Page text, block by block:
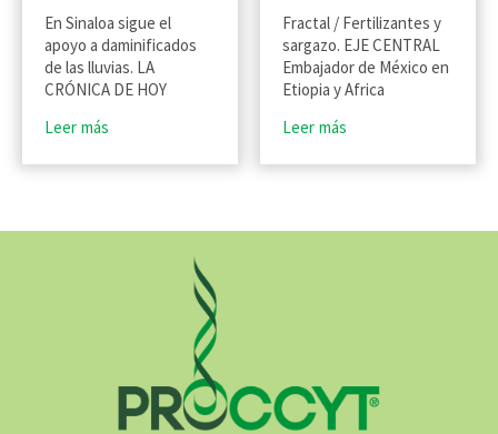
En Sinaloa sigue el
apoyo a daminificados
de las lluvias. LA
CRÓNICA DE HOY
Leer más
Fractal / Fertilizantes y
sargazo. EJE CENTRAL
Embajador de México en
Etiopia y Africa
Leer más